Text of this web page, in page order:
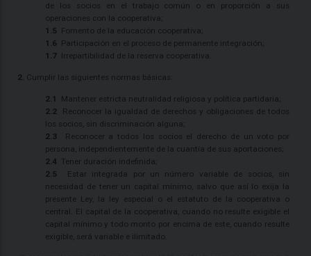
de los socios en el trabajo común o en proporción a sus
operaciones con la cooperativa;
1.5 Fomento de la educación cooperativa;
1.6 Participación en el proceso de permanente integración;
1.7 Irrepartibilidad de la reserva cooperativa.
2. Cumplir las siguientes normas básicas:
2.1
Mantener estricta neutralidad religiosa y política partidaria;
2.2 Reconocer la igualdad de derechos y obligaciones de todos
los socios, sin discriminación alguna;
2.3 Reconocer a todos los socios el derecho de un voto por
persona, independientemente de la cuantía de sus aportaciones;
2.4 Tener duración indefinida;
2.5 Estar integrada por un número variable de socios, sin
necesidad de tener un capital mínimo, salvo que así lo exija la
presente Ley, la ley especial o el estatuto de la cooperativa o
central. El capital de la cooperativa, cuando no resulte exigible el
capital mínimo y todo monto por encima de este, cuando resulte
exigible, será variable e ilimitado.